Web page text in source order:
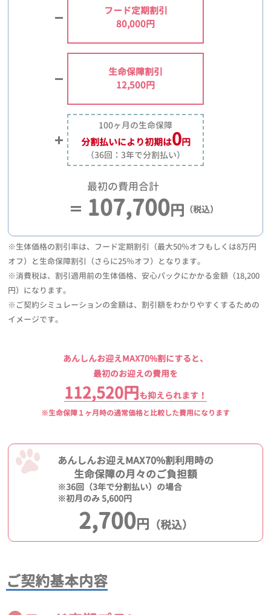
フード定期割引
80,000円
生命保障割引
12,500円
100ヶ月の生命保障
分割払いにより初期は0円
（36回：3年で分割払い）
最初の費用合計
107,700円 （税込）
※生体価格の割引率は、フード定期割引（最大50％オフもしくは8万円
オフ）と生命保障割引（さらに25％オフ）となります。
※消費税は、割引適用前の生体価格、安心パックにかかる金額（18,200
円）になります。
※ご契約シミュレーションの金額は、割引額をわかりやすくするための
イメージです。
あんしんお迎えMAX70%割にすると、
最初のお迎えの費用を
112,520円も抑えられます！
※生命保障１ヶ月時の通常価格と比較した費用になります
あんしんお迎えMAX70%割利用時の
生命保障の月々のご負担額
※36回（3年で分割払い）の場合
※初月のみ 5,600円
2,700円 （税込）
ご契約基本内容